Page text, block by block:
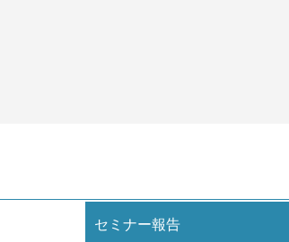
セミナー報告